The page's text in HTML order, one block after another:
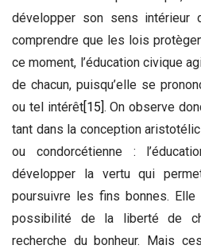
développer son sens
comprendre que les lois
ce moment, l’éducation civique
de chacun, puisqu’elle se
ou tel intérêt[15]. On observe
tant dans la conception
ou condorcétienne :
développer la vertu qui
poursuivre les fins bonnes.
possibilité de la liberté de
recherche du bonheur. Mais